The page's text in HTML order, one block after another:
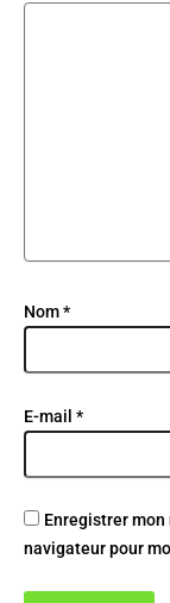
Nom*
E-mail *
Enregistrer
navigateur pour